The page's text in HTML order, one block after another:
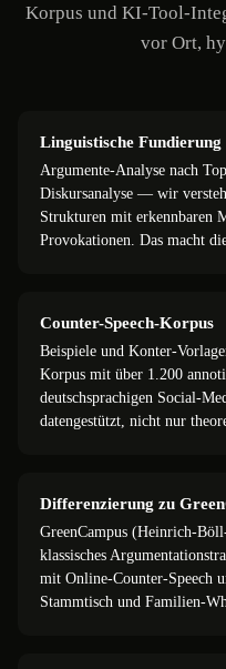
Korpus und KI-Tool-
vor Ort,
Linguistische Fundierung
Argumente-Analyse nach
Diskursanalyse — wir
Strukturen mit erkennbaren
Provokationen. Das macht
Counter-Speech-Korpus
Beispiele und Konter-
Korpus mit über 1.200
deutschsprachigen Social-
datengestützt, nicht nur
Differenzierung zu
GreenCampus (Heinrich-
klassisches
mit Online-Counter-
Stammtisch und Familien-